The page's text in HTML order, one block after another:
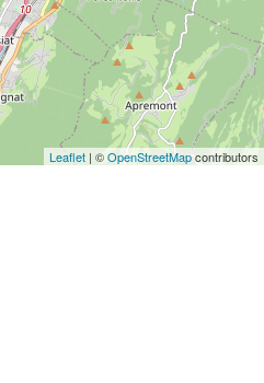
Leaflet | ©OpenStreetMapcontributors